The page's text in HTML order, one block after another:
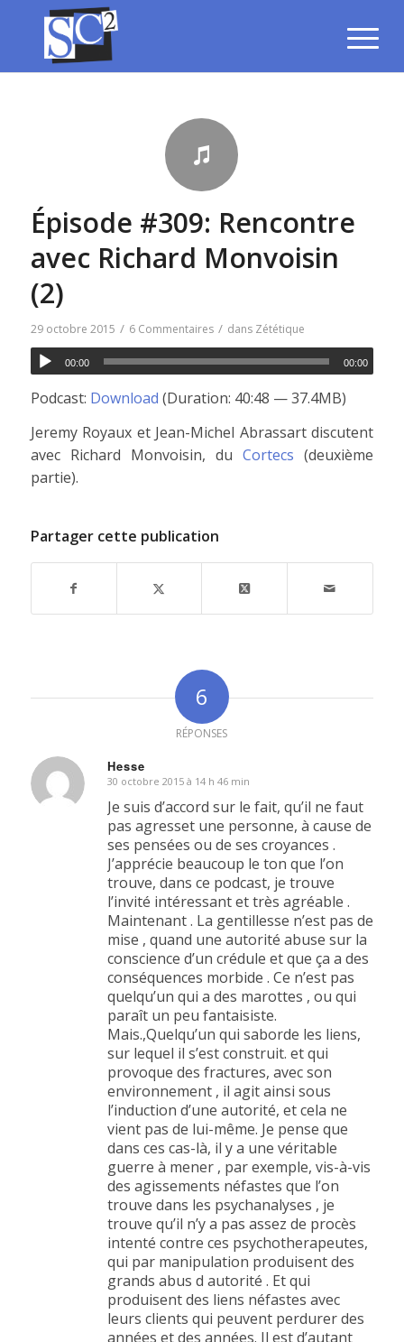
Épisode #309: Rencontre
avec Richard Monvoisin
(2)
29 octobre 2015 / 6 Commentaires / dans Zététique
00:00 00:00
Podcast: Download (Duration: 40:48 — 37.4MB)
Jeremy Royaux et Jean-Michel Abrassart discutent
avec Richard Monvoisin, duCortecs (deuxième
partie).
Partager cette publication
6
RÉPONSES
Hesse
dit
:
30 octobre 2015 à 14 h 46 min
Je suis d’accord sur le fait, qu’il ne faut
pas agresset une personne, à cause de
ses pensées ou de ses croyances .
J’apprécie beaucoup le ton que l’on
trouve, dans ce podcast, je trouve
l’invité intéressant et très agréable .
Maintenant . La gentillesse n’est pas de
mise , quand une autorité abuse sur la
conscience d’un crédule et que ça a des
conséquences morbide . Ce n’est pas
quelqu’un qui a des marottes , ou qui
paraît un peu fantaisiste.
Mais.,Quelqu’un qui saborde les liens,
sur lequel il s’est construit. et qui
provoque des fractures, avec son
environnement , il agit ainsi sous
l’induction d’une autorité, et cela ne
vient pas de lui-même. Je pense que
dans ces cas-là, il y a une véritable
guerre à mener , par exemple, vis-à-vis
des agissements néfastes que l’on
trouve dans les psychanalyses , je
trouve qu’il n’y a pas assez de procès
intenté contre ces psychotherapeutes,
qui par manipulation produisent des
grands abus d autorité . Et qui
produisent des liens néfastes avec
leurs clients qui peuvent perdurer des
années et des années. Il est d’autant